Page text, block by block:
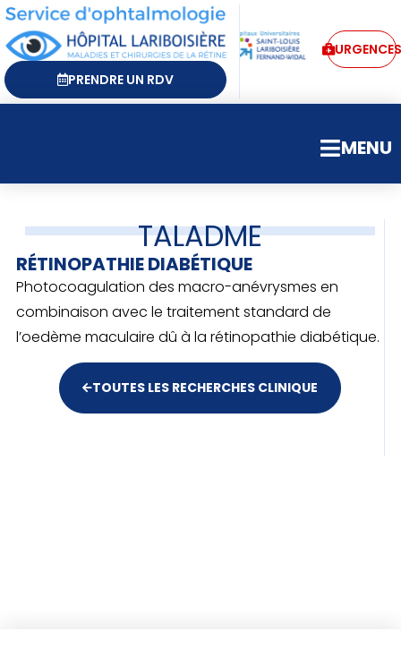
PRENDRE UN RDV
URGENCES
MENU
TALADME
RÉTINOPATHIE DIABÉTIQUE
Photocoagulation des macro-anévrysmes en
combinaison avec le traitement standard de
l’oedème maculaire dû à la rétinopathie diabétique.
TOUTES LES RECHERCHES CLINIQUE